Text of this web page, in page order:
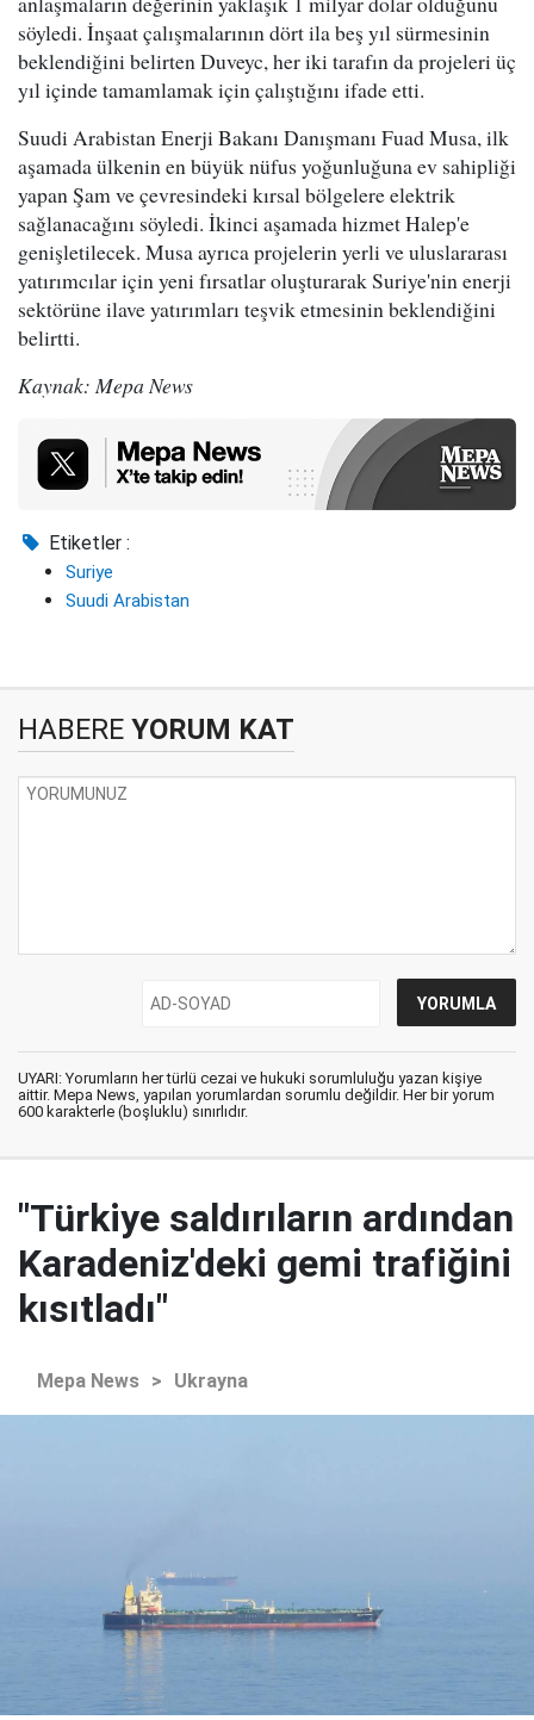
söyledi. İnşaat çalışmalarının dört ila beş yıl sürmesinin
beklendiğini belirten Duveyc, her iki tarafın da projeleri üç
yıl içinde tamamlamak için çalıştığını ifade etti.
Suudi Arabistan Enerji Bakanı Danışmanı Fuad Musa, ilk
aşamada ülkenin en büyük nüfus yoğunluğuna ev sahipliği
yapan Şam ve çevresindeki kırsal bölgelere elektrik
sağlanacağını söyledi. İkinci aşamada hizmet Halep'e
genişletilecek. Musa ayrıca projelerin yerli ve uluslararası
yatırımcılar için yeni fırsatlar oluşturarak Suriye'nin enerji
sektörüne ilave yatırımları teşvik etmesinin beklendiğini
belirtti.
Kaynak: Mepa News
Etiketler :
Suriye
Suudi Arabistan
HABERE YORUM KAT
UYARI: Yorumların her türlü cezai ve hukuki sorumluluğu yazan kişiye
aittir. Mepa News, yapılan yorumlardan sorumlu değildir. Her bir yorum
600 karakterle (boşluklu) sınırlıdır.
"Türkiye saldırıların ardından
Karadeniz'deki gemi trafiğini
kısıtladı"
Mepa News > Ukrayna